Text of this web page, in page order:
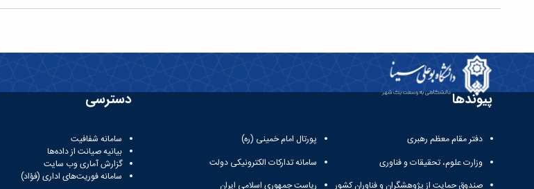
پیوندها
دفتر مقام معظم رهبری
وزارت علوم، تحقیقات و فناوری
صندوق حمایت از پژوهشگران و فناوران کشور
پورتال امام خمینی (ره)
سامانه تدارکات الکترونیکی دولت
ریاست جمهوری اسلامی ایران
دسترسی
سامانه شفافیت
بیانیه صیانت از داده‌ها
گزارش آماری وب‌ سایت
سامانه فوریت‌های اداری (فؤاد)